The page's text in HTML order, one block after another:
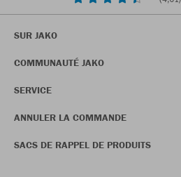
SUR JAKO
COMMUNAUTÉ JAKO
SERVICE
ANNULER LA COMMANDE
SACS DE RAPPEL DE PRODUITS